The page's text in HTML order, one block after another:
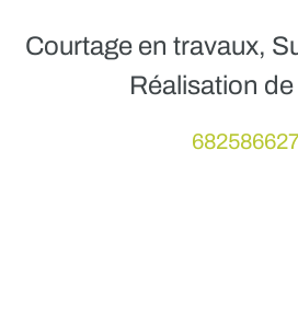
Courtage en travaux,
Réalisation